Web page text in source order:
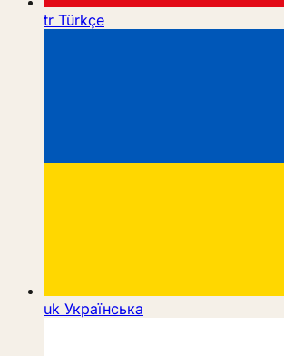
tr Türkçe
uk Українська